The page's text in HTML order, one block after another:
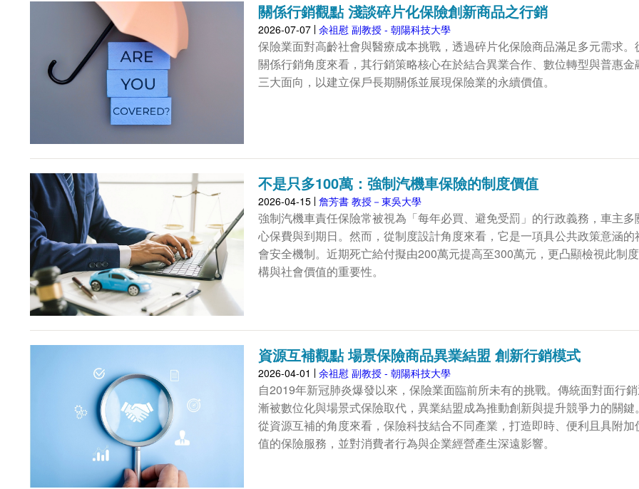
關係行銷觀點 淺談碎片化保險創新商品之行銷
2026-07-07 余祖慰 副教授 - 朝陽科技大學
保險業面對高齡社會與醫療成本挑戰，透過碎片化保險商品滿足多元需求。
關係行銷角度來看，其行銷策略核心在於結合異業合作、數位轉型與普惠金
三大面向，以建立保戶長期關係並展現保險業的永續價值。
不是只多100萬：強制汽機車保險的制度價值
2026-04-15 詹芳書 教授－東吳大學
強制汽機車責任保險常被視為「每年必買、避免受罰」的行政義務，車主多
心保費與到期日。然而，從制度設計角度來看，它是一項具公共政策意涵的
會安全機制。近期死亡給付擬由200萬元提高至300萬元，更凸顯檢視此制
構與社會價值的重要性。
資源互補觀點 場景保險商品異業結盟 創新行銷模式
2026-04-01 余祖慰 副教授 - 朝陽科技大學
自2019年新冠肺炎爆發以來，保險業面臨前所未有的挑戰。傳統面對面行
漸被數位化與場景式保險取代，異業結盟成為推動創新與提升競爭力的關鍵。
從資源互補的角度來看，保險科技結合不同產業，打造即時、便利且具附加
值的保險服務，並對消費者行為與企業經營產生深遠影響。